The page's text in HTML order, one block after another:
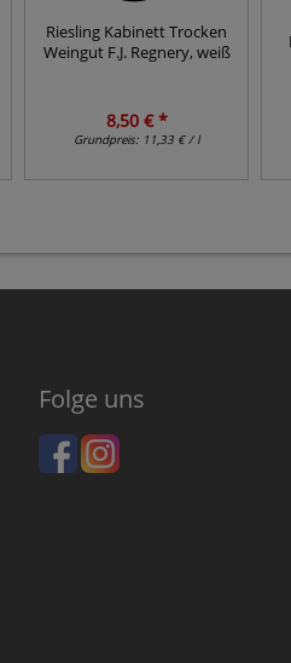
Riesling Kabinett Trocken
Weingut F.J. Regnery, weiß
8,50 € *
Grundpreis: 11,33 € / l
Folge uns